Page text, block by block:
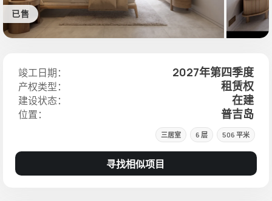
已售
竣工日期： 2027年第四季度
产权类型： 租赁权
建设状态： 在建
位置： 普吉岛
三居室 6 层 506 平米
寻找相似项目